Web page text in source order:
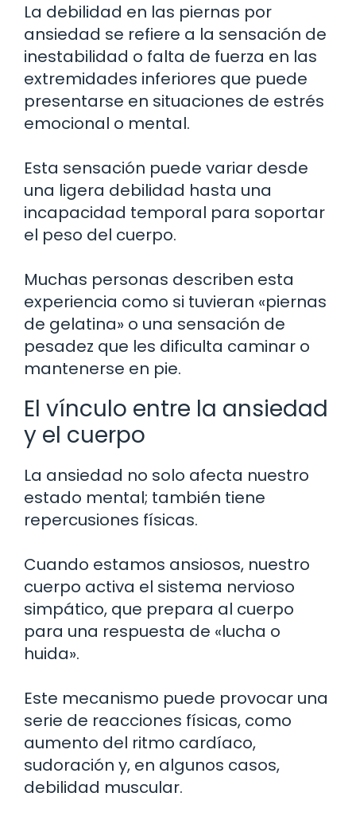
La debilidad en las piernas por
ansiedad se refiere a la sensación de
inestabilidad o falta de fuerza en las
extremidades inferiores que puede
presentarse en situaciones de estrés
emocional o mental.
Esta sensación puede variar desde
una ligera debilidad hasta una
incapacidad temporal para soportar
el peso del cuerpo.
Muchas personas describen esta
experiencia como si tuvieran «piernas
de gelatina» o una sensación de
pesadez que les dificulta caminar o
mantenerse en pie.
El vínculo entre la ansiedad
y el cuerpo
La ansiedad no solo afecta nuestro
estado mental; también tiene
repercusiones físicas.
Cuando estamos ansiosos, nuestro
cuerpo activa el sistema nervioso
simpático, que prepara al cuerpo
para una respuesta de «lucha o
huida».
Este mecanismo puede provocar una
serie de reacciones físicas, como
aumento del ritmo cardíaco,
sudoración y, en algunos casos,
debilidad muscular.